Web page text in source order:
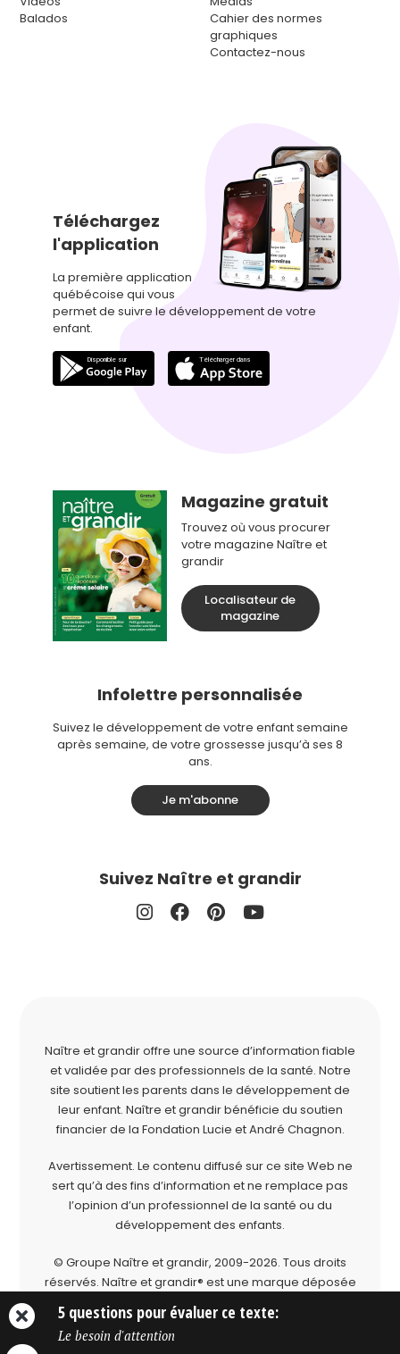
5 questions pour évaluer ce texte:
Le besoin d'attention
Balados
Cahier des normes
graphiques
Contactez-nous
Téléchargez
l'application
La première application
québécoise qui vous
permet de suivre le développement de votre
enfant.
Magazine gratuit
Trouvez où vous procurer
votre magazine Naître et
grandir
Localisateur de
magazine
Infolettre personnalisée
Suivez le développement de votre enfant semaine
après semaine, de votre grossesse jusqu’à ses 8
ans.
Je m'abonne
Suivez Naître et grandir
Naître et grandir offre une source d’information fiable
et validée par des professionnels de la santé. Notre
site soutient les parents dans le développement de
leur enfant. Naître et grandir bénéficie du soutien
financier de la Fondation Lucie et André Chagnon.
Avertissement. Le contenu diffusé sur ce site Web ne
sert qu’à des fins d’information et ne remplace pas
l’opinion d’un professionnel de la santé ou du
développement des enfants.
© Groupe Naître et grandir, 2009-2026. Tous droits
réservés. Naître et grandir® est une marque déposée